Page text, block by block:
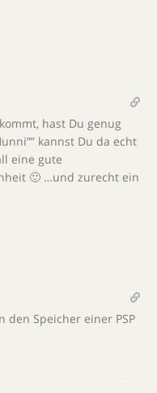
hast Du genug
kannst Du da echt
eine gute
🙂 …und zurecht ein
den Speicher einer PSP